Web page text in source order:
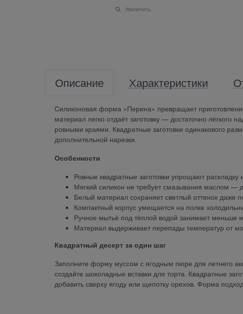
Увеличить
Описание Характеристики
Силиконовая форма «Перина» превращает
материал легко отдаёт заготовку — достаточно
ровными краями. Квадратные заготовки одинакового
дополнительной нарезки.
Особенности
Ровные квадратные заготовки упрощают
Мягкий силикон не требует смазывания маслом —
Белый материал сохраняет светлый оттенок
Компактный корпус умещается на полке
Ручное мытьё под тёплой водой занимает меньше
Материал выдерживает перепады температур от
Квадратный десерт за один шаг
Заполните форму муссом с ягодным пюре для летнего
создайте шоколадные вставки для торта. Квадратные
добавить сверху ягоду или щепотку орехов. Форма